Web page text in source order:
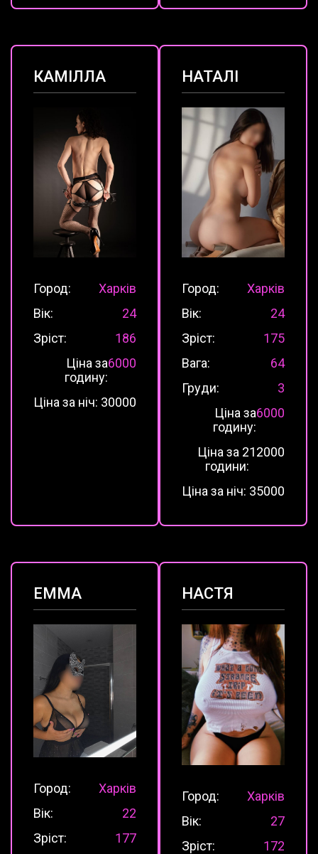
КАМІЛЛА
Город:
Харків
Вік:
24
Зріст:
186
Ціна за
годину:
6000
Ціна за ніч: 30000
НАТАЛІ
Город:
Харків
Вік:
24
Зріст:
175
Вага:
64
Груди:
3
Ціна за
годину:
6000
Ціна за 2
години:
12000
Ціна за ніч: 35000
ЕММА
Город:
Харків
Вік:
22
Зріст:
177
НАСТЯ
Город:
Харків
Вік:
27
Зріст:
172